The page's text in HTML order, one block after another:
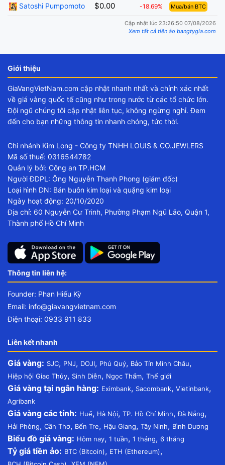
Satoshi Pumpomoto $0.00 -18.69% Mua/bán BTC
Cập nhật lúc 23:26:50 07/08/2026
Xem tất cả tiền ảo bangtygia.com
Giới thiệu
GiaVangVietNam.com cập nhật nhanh nhất và chính xác nhất
về giá vàng quốc tế cũng như trong nước từ các tổ chức lớn.
Đội ngũ chúng tôi cập nhật liên tục, không ngừng nghỉ. Đem
đến cho bạn những thông tin nhanh chóng, tức thời.
Chi nhánh Kim Long - Công ty TNHH LOUIS & CO.JEWLERS
Mã số thuế: 0316544782
Quản lý bởi: Công an TP.HCM
Người ĐDPL: Ông Nguyễn Thanh Phong (giám đốc)
Loại hình DN: Bán buôn kim loại và quặng kim loại
Ngày hoạt động: 20/10/2020
Địa chỉ: 60 Nguyễn Cư Trinh, Phường Phạm Ngũ Lão, Quận 1,
Thành phố Hồ Chí Minh
Thông tin liên hệ:
Founder: Phan Hiếu Kỳ
Email: info@giavangvietnam.com
Điện thoại: 0933 911 833
Liên kết nhanh
Giá vàng: SJC, PNJ, DOJI, Phú Quý, Bảo Tín Minh Châu,
Hiệp hội Giao Thủy, Sinh Diễn, Ngọc Thẩm, Thế giới
Giá vàng tại ngân hàng: Eximbank, Sacombank, Vietinbank,
Agribank
Giá vàng các tỉnh: Huế, Hà Nội, TP. Hồ Chí Minh,Đà Nẵng,
Hải Phòng, Cần Thơ, Bến Tre, Hậu Giang, Tây Ninh, Bình Dương
Biểu đồ giá vàng: Hôm nay, 1 tuần, 1 tháng, 6 tháng
Tỷ giá tiền ảo: BTC (Bitcoin), ETH (Ethereum),